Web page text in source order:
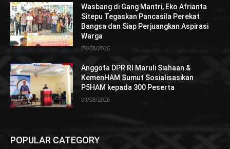
Wasbang di Gang Mantri, Eko Afrianta
Sitepu Tegaskan Pancasila Perekat
Bangsa dan Siap Perjuangkan Aspirasi
Warga
09/08/2026
Anggota DPR RI Maruli Siahaan &
KemenHAM Sumut Sosialisasikan
P5HAM kepada 300 Peserta
09/08/2026
POPULAR CATEGORY